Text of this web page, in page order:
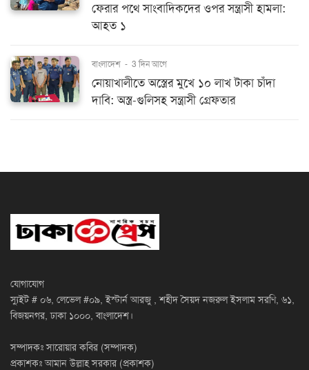
ফেরার পথে সাংবাদিকদের ওপর সন্ত্রাসী হামলা:
আহত ১
বাংলাদেশ - 3 দিন আগে
নোয়াখালীতে অস্ত্রের মুখে ১০ লাখ টাকা চাঁদা
দাবি: অস্ত্র-গুলিসহ সন্ত্রাসী গ্রেফতার
যোগাযোগ
স্যুইট # ০৬, লেভেল #০৯, ইস্টার্ন আরজু , শহীদ সৈয়দ নজরুল ইসলাম সরণি, ৬১,
বিজয়নগর, ঢাকা ১০০০, বাংলাদেশ।
সম্পাদকঃ সারোয়ার কবির (সম্পাদক)
প্রকাশকঃ আমান উল্লাহ সরকার (প্রকাশক)